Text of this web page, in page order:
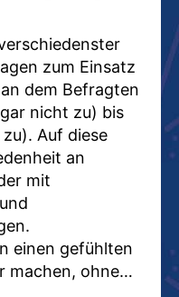
zum Einsatz
dem Befragten
nicht zu) bis
Auf diese
an
mit
einen gefühlten
machen, ohne…